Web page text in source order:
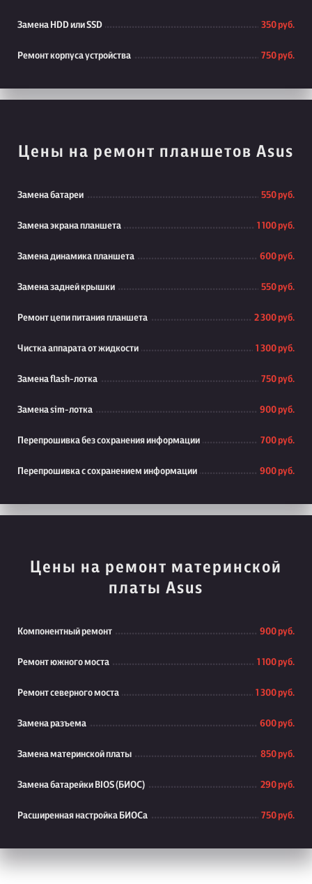
Замена HDD или SSD 350 руб.
Ремонт корпуса устройства 750 руб.
Цены на ремонт планшетов Asus
Замена батареи 550 руб.
Замена экрана планшета 1 100 руб.
Замена динамика планшета 600 руб.
Замена задней крышки 550 руб.
Ремонт цепи питания планшета 2 300 руб.
Чистка аппарата от жидкости 1 300 руб.
Замена flash-лотка 750 руб.
Замена sim-лотка 900 руб.
Перепрошивка без сохранения информации 700 руб.
Перепрошивка с сохранением информации 900 руб.
Цены на ремонт материнской
платы Asus
Компонентный ремонт 900 руб.
Ремонт южного моста 1 100 руб.
Ремонт северного моста 1 300 руб.
Замена разъема 600 руб.
Замена материнской платы 850 руб.
Замена батарейки BIOS (БИОС) 290 руб.
Расширенная настройка БИОСа 750 руб.